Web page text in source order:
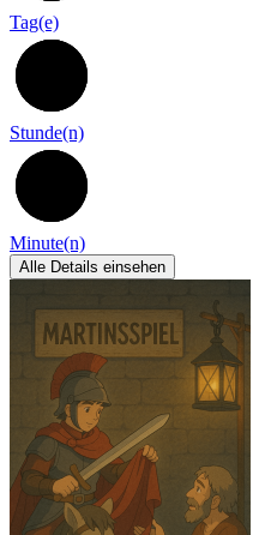
Tag(e)
Stunde(n)
Minute(n)
Alle Details einsehen